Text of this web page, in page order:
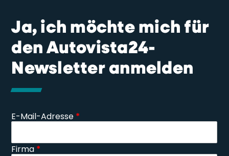
Ja, ich möchte mich für
den Autovista24-
Newsletter anmelden